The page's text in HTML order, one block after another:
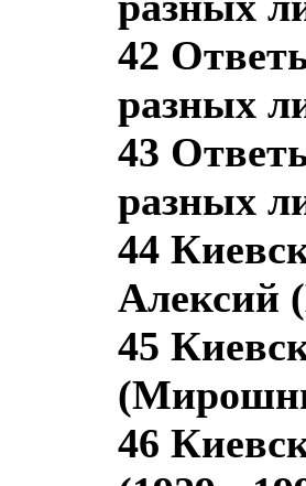
42
разных
43
разных
44
Алексий
45
46